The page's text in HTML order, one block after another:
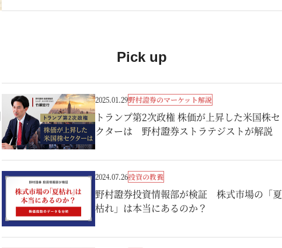
Pick up
2025.01.29野村證券のマーケット解説
トランプ第2次政権 株価が上昇した米国株セ
クターは 野村證券ストラテジストが解説
2024.07.26投資の教養
野村證券投資情報部が検証 株式市場の「夏
枯れ」は本当にあるのか？